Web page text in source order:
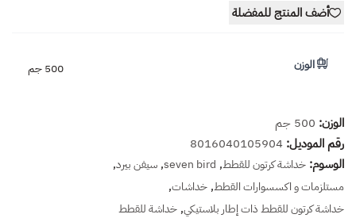
أضف المنتج للمفضلة
الوزن 500 جم
الوزن: 500 جم
رقم الموديل: 8016040105904
الوسوم: خداشة كرتون للقطط,
seven bird
, سيفن بيرد,
مستلزمات و اكسسوارات القطط, خداشات,
خداشة كرتون للقطط ذات إطار بلاستيكي, خداشة للقطط